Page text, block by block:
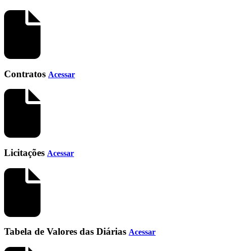
Contratos Acessar
Licitações Acessar
Tabela de Valores das Diárias Acessar